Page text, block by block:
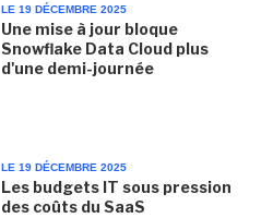
LE 19 DÉCEMBRE 2025
Une mise à jour bloque
Snowflake Data Cloud plus
d'une demi-journée
LE 19 DÉCEMBRE 2025
Les budgets IT sous pression
des coûts du SaaS